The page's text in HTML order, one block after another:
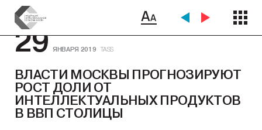
29 ЯНВАРЯ 2019 TASS
ВЛАСТИ МОСКВЫ ПРОГНОЗИРУЮТ
РОСТ ДОЛИ ОТ
ИНТЕЛЛЕКТУАЛЬНЫХ ПРОДУКТОВ
В ВВП СТОЛИЦЫ